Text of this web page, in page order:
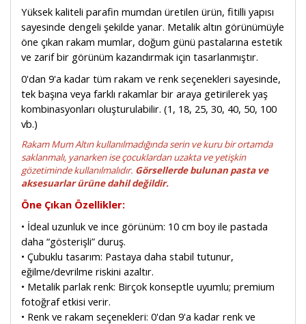
Yüksek kaliteli parafin mumdan üretilen ürün, fitilli yapısı
sayesinde dengeli şekilde yanar. Metalik altın görünümüyle
öne çıkan rakam mumlar, doğum günü pastalarına estetik
ve zarif bir görünüm kazandırmak için tasarlanmıştır.
0'dan 9'a kadar tüm rakam ve renk seçenekleri sayesinde,
tek başına veya farklı rakamlar bir araya getirilerek yaş
kombinasyonları oluşturulabilir. (1, 18, 25, 30, 40, 50, 100
vb.)
Rakam Mum Altın kullanılmadığında serin ve kuru bir ortamda
saklanmalı, yanarken ise çocuklardan uzakta ve yetişkin
gözetiminde kullanılmalıdır. Görsellerde bulunan pasta ve
aksesuarlar ürüne dahil değildir.
Öne Çıkan Özellikler:
• İdeal uzunluk ve ince görünüm: 10 cm boy ile pastada
daha “gösterişli” duruş.
• Çubuklu tasarım: Pastaya daha stabil tutunur,
eğilme/devrilme riskini azaltır.
• Metalik parlak renk: Birçok konseptle uyumlu; premium
fotoğraf etkisi verir.
• Renk ve rakam seçenekleri: 0'dan 9'a kadar renk ve